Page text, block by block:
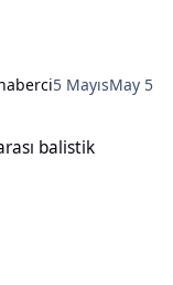
5 MayısMay 5
balistik